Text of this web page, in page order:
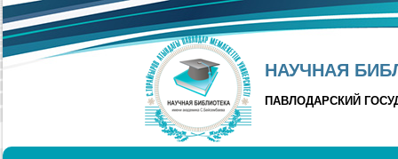
НАУЧНАЯ
ПАВЛОДАРСКИЙ